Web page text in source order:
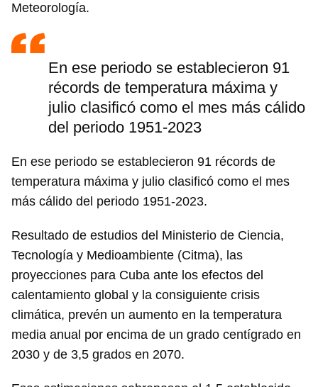
Meteorología.
En ese periodo se establecieron 91
récords de temperatura máxima y
julio clasificó como el mes más cálido
del periodo 1951-2023
En ese periodo se establecieron 91 récords de
temperatura máxima y julio clasificó como el mes
más cálido del periodo 1951-2023.
Resultado de estudios del Ministerio de Ciencia,
Tecnología y Medioambiente (Citma), las
proyecciones para Cuba ante los efectos del
calentamiento global y la consiguiente crisis
climática, prevén un aumento en la temperatura
media anual por encima de un grado centígrado en
2030 y de 3,5 grados en 2070.